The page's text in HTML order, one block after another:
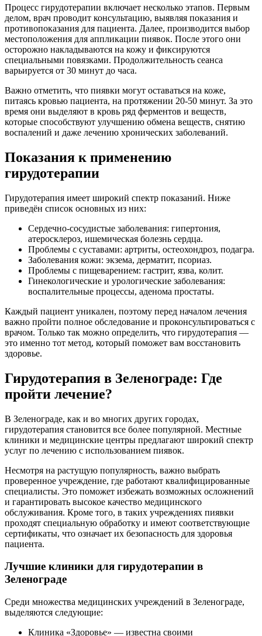
Процесс гирудотерапии включает несколько этапов. Первым
делом, врач проводит консультацию, выявляя показания и
противопоказания для пациента. Далее, производится выбор
местоположения для аппликации пиявок. После этого они
осторожно накладываются на кожу и фиксируются
специальными повязками. Продолжительность сеанса
варьируется от 30 минут до часа.
Важно отметить, что пиявки могут оставаться на коже,
питаясь кровью пациента, на протяжении 20-50 минут. За это
время они выделяют в кровь ряд ферментов и веществ,
которые способствуют улучшению обмена веществ, снятию
воспалений и даже лечению хронических заболеваний.
Показания к применению
гирудотерапии
Гирудотерапия имеет широкий спектр показаний. Ниже
приведён список основных из них:
Сердечно-сосудистые заболевания: гипертония,
атеросклероз, ишемическая болезнь сердца.
Проблемы с суставами: артриты, остеохондроз, подагра.
Заболевания кожи: экзема, дерматит, псориаз.
Проблемы с пищеварением: гастрит, язва, колит.
Гинекологические и урологические заболевания:
воспалительные процессы, аденома простаты.
Каждый пациент уникален, поэтому перед началом лечения
важно пройти полное обследование и проконсультироваться с
врачом. Только так можно определить, что гирудотерапия —
это именно тот метод, который поможет вам восстановить
здоровье.
Гирудотерапия в Зеленограде: Где
пройти лечение?
В Зеленограде, как и во многих других городах,
гирудотерапия становится все более популярной. Местные
клиники и медицинские центры предлагают широкий спектр
услуг по лечению с использованием пиявок.
Несмотря на растущую популярность, важно выбрать
проверенное учреждение, где работают квалифицированные
специалисты. Это поможет избежать возможных осложнений
и гарантировать высокое качество медицинского
обслуживания. Кроме того, в таких учреждениях пиявки
проходят специальную обработку и имеют соответствующие
сертификаты, что означает их безопасность для здоровья
пациента.
Лучшие клиники для гирудотерапии в
Зеленограде
Среди множества медицинских учреждений в Зеленограде,
выделяются следующие:
Клиника «Здоровье» — известна своими